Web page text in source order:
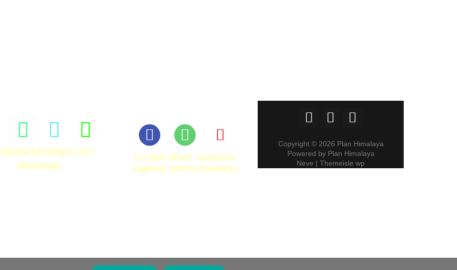
whatsapp
Lo que dicen nuestros
viajeros sobre nosotros
Copyright © 2026 Plan Himalaya
Powered by Plan Himalaya
Neve | Themeisle wp